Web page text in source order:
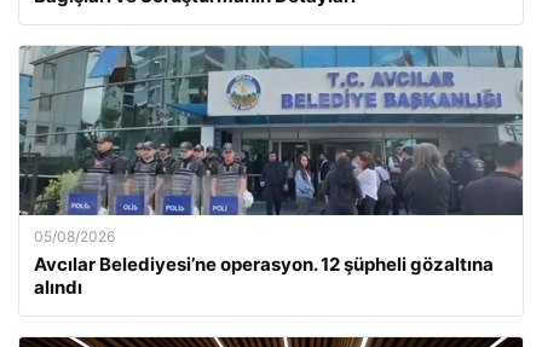
05/08/2026
Avcılar Belediyesi’ne operasyon. 12 şüpheli gözaltına
alındı